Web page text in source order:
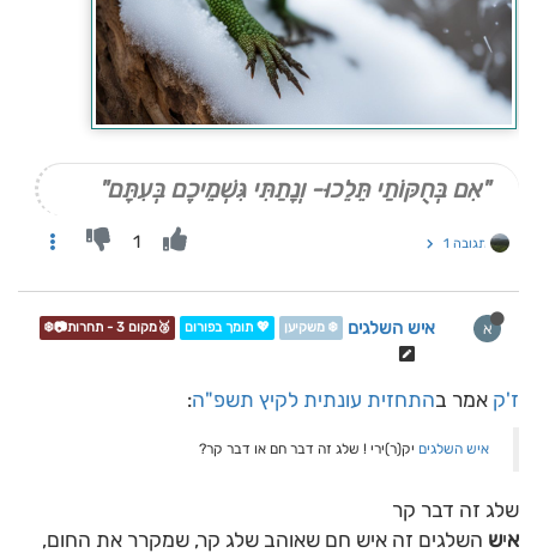
"אִם בְּחֻקּוֹתַי תֵּלֵכוּ- וְנָתַתִּי גִּשְׁמֵיכֶם בְּעִתָּם"
תגובה 1 1
א איש השלגים ❄️ משקיען 💖 תומך בפורום 🥉מקום 3 - תחרות📷❄️
ז'ק אמר בהתחזית עונתית לקיץ תשפ"ה:
איש השלגים יק(ר)ירי ! שלג זה דבר חם או דבר קר?
שלג זה דבר קר
איש השלגים זה איש חם שאוהב שלג קר, שמקרר את החום,